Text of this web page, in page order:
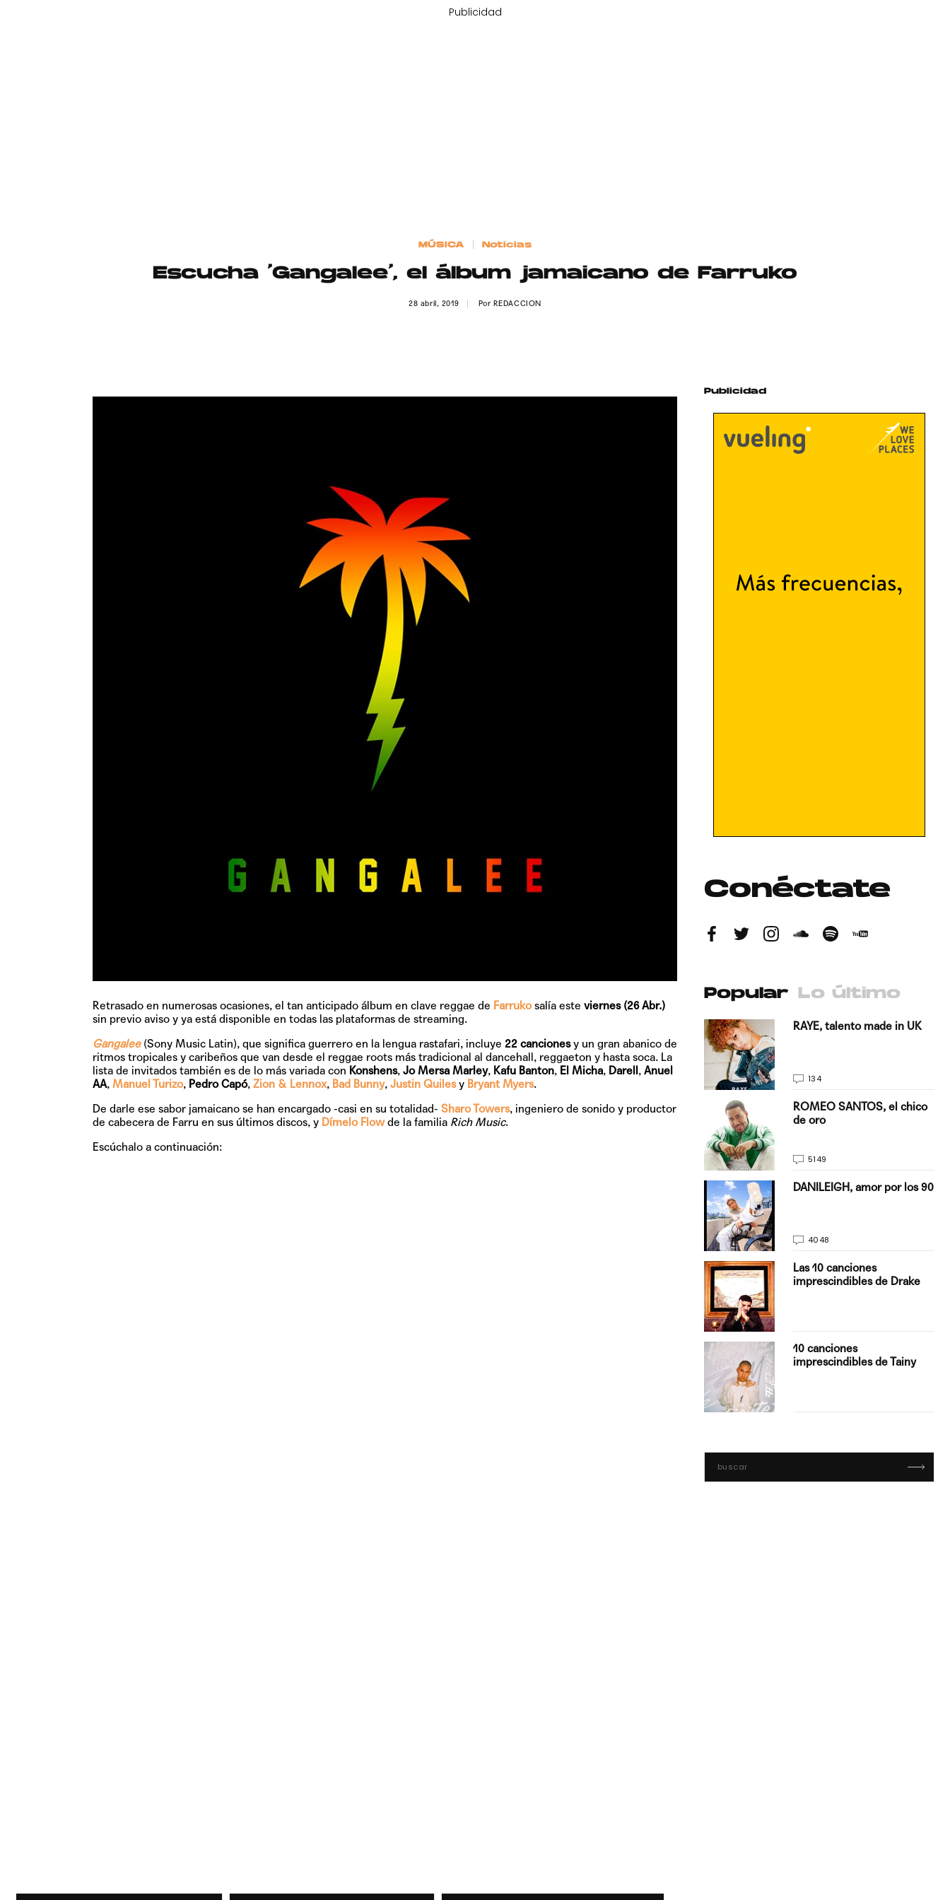
Publicidad
MÚSICA Noticias
Escucha ‘Gangalee’, el álbum jamaicano de Farruko
28 abril, 2019 Por REDACCION
Retrasado en numerosas ocasiones, el tan anticipado álbum en clave reggae de Farrukosalía este viernes (26 Abr.)
sin previo aviso y ya está disponible en todas las plataformas de streaming.
Gangalee(Sony Music Latin), que significa guerrero en la lengua rastafari, incluye 22 cancionesy un gran abanico de
ritmos tropicales y caribeños que van desde el reggae roots más tradicional al dancehall, reggaeton y hasta soca. La
lista de invitados también es de lo más variada con Konshens, Jo Mersa Marley, Kafu Banton, El Micha, Darell, Anuel
AA, Manuel Turizo, Pedro Capó, Zion & Lennox, Bad Bunny, Justin Quilesy Bryant Myers.
De darle ese sabor jamaicano se han encargado -casi en su totalidad- Sharo Towers, ingeniero de sonido y productor
de cabecera de Farru en sus últimos discos, y Dímelo Flowde la familia Rich Music.
Escúchalo a continuación:
Publicidad
Conéctate
Popular Lo último
NICKI NICOLE, pisando
fuerte
RAYE, talento made in UK
134
ROMEO SANTOS, el chico
de oro
5149
DANILEIGH, amor por los 90
4048
Las 10 canciones
imprescindibles de Drake
10 canciones
imprescindibles de Tainy